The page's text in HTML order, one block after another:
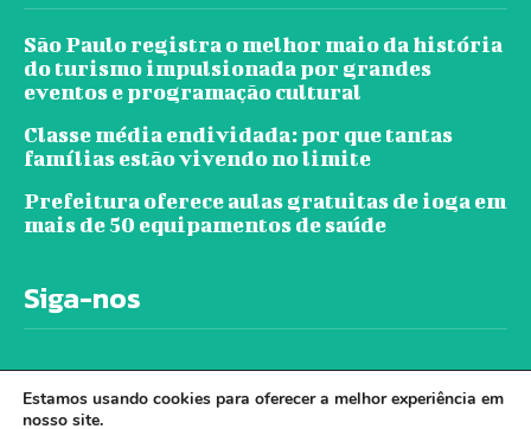
São Paulo registra o melhor maio da história
do turismo impulsionada por grandes
eventos e programação cultural
Classe média endividada: por que tantas
famílias estão vivendo no limite
Prefeitura oferece aulas gratuitas de ioga em
mais de 50 equipamentos de saúde
Siga-nos
Estamos usando cookies para oferecer a melhor experiência em
nosso site.